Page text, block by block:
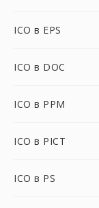
ICO в EPS
ICO в DOC
ICO в PPM
ICO в PICT
ICO в PS